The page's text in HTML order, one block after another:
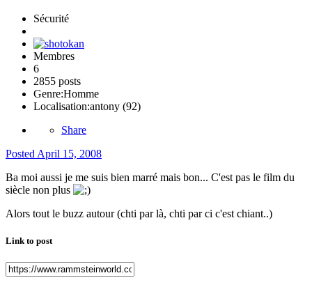
Sécurité
Membres
6
2855 posts
Genre:Homme
Localisation:antony (92)
Share
Posted April 15, 2008
Ba moi aussi je me suis bien marré mais bon... C'est pas le film du
siècle non plus
Alors tout le buzz autour (chti par là, chti par ci c'est chiant..)
Link to post